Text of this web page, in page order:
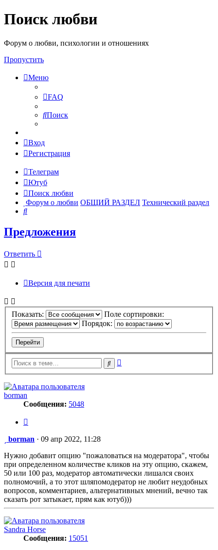
Поиск любви
Форум о любви, психологии и отношениях
Пропустить
Меню
FAQ
Поиск
Вход
Регистрация
Телеграм
Ютуб
Поиск любви
Форум о любви ОБЩИЙ РАЗДЕЛ Технический раздел
Поиск
Предложения
Ответить
Версия для печати
Показать:
Поле сортировки:
Порядок:
Поиск
borman
Сообщения: 5048
Сообщение
borman · 09 апр 2022, 11:28
Нужно добавит опцию "пожаловаться на модератора", чтобы
при определенном количестве кликов на эту опцию, скажем,
50 или 100 раз, модератор автоматически лишался своих
полномочий, а то этот шляпомодератор не любит неудобных
вопросов, комментариев, альтернативных мнений, вечно так
сказать рот затыкает, прям как ютуб)))
Sandra Horse
Сообщения: 15051